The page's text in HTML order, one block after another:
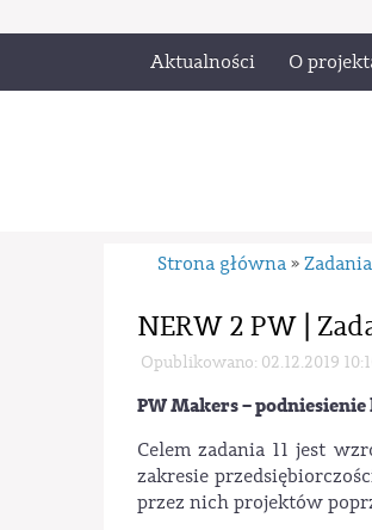
Aktualności O
Strona główna »
NERW 2 PW |
Opublikowano: 02.12.2019
PW Makers –
Celem zadania 11 jest
zakresie
przez nich projektów